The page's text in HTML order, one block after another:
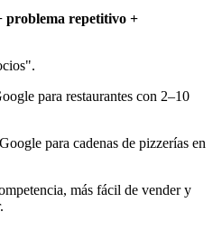
problema repetitivo +
para restaurantes con 2–10
para cadenas de pizzerías en
más fácil de vender y